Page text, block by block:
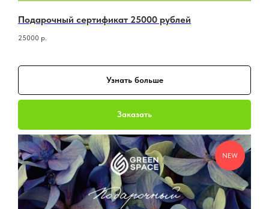
Подарочный сертификат 25000 рублей
25000 р.
Узнать больше
Заказать
NEW